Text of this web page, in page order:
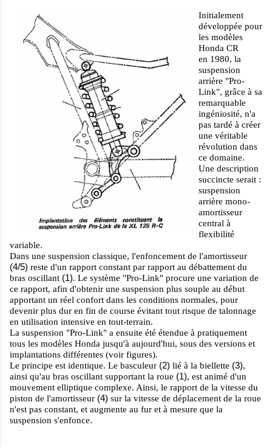
Initialement
développée pour
les modèles
Honda CR
en 1980, la
suspension
arrière "Pro-
Link", grâce à sa
remarquable
ingéniosité, n'a
pas tardé à créer
une véritable
révolution dans
ce domaine.
Une description
succincte serait :
suspension
arrière mono-
amortisseur
central à
flexibilité
variable.
Dans une suspension classique, l'enfoncement de l'amortisseur
(4/5) reste d'un rapport constant par rapport au débattement du
bras oscillant (1). Le système "Pro-Link" procure une variation de
ce rapport, afin d'obtenir une suspension plus souple au début
apportant un réel confort dans les conditions normales, pour
devenir plus dur en fin de course évitant tout risque de talonnage
en utilisation intensive en tout-terrain.
La suspension "Pro-Link" a ensuite été étendue à pratiquement
tous les modèles Honda jusqu'à aujourd'hui, sous des versions et
implantations différentes (voir figures).
Le principe est identique. Le basculeur (2) lié à la biellette (3),
ainsi qu'au bras oscillant supportant la roue (1), est animé d'un
mouvement elliptique complexe. Ainsi, le rapport de la vitesse du
piston de l'amortisseur (4) sur la vitesse de déplacement de la roue
n'est pas constant, et augmente au fur et à mesure que la
suspension s'enfonce.